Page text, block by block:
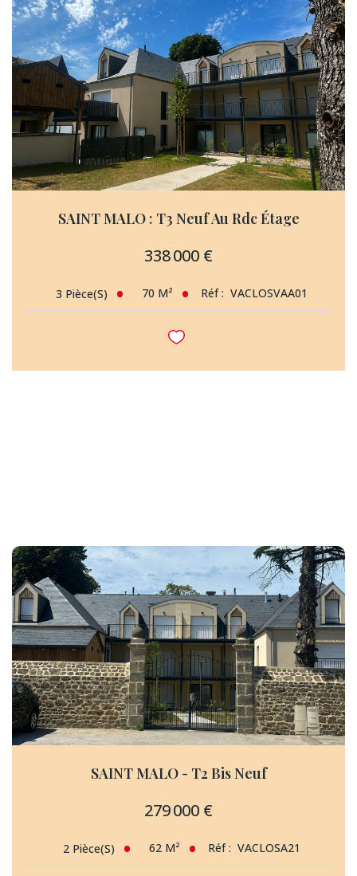
SAINT MALO : T3 Neuf Au Rdc Étage
338 000 €
3 Pièce(s) 70 M² Réf : VACLOSVAA01
SAINT MALO - T2 Bis Neuf
279 000 €
2 Pièce(s) 62 M² Réf : VACLOSA21